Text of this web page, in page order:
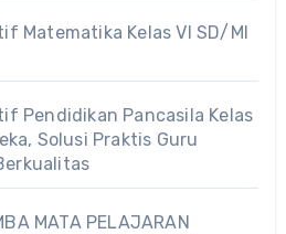
Matematika Kelas VI SD/MI
Pendidikan Pancasila Kelas
Solusi Praktis Guru
MATA PELAJARAN